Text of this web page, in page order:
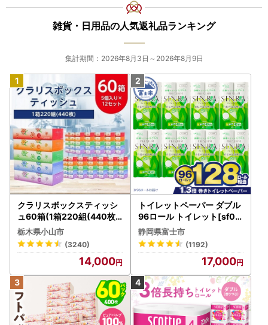
雑貨・日用品の人気返礼品ランキング
集計期間：2026年8月3日～2026年8月9日
クラリスボックスティッシ
ュ60箱(1箱220組(440枚))
(5個入り×12セット)【配送
不可地域：離島・沖縄県】
【1256759】
栃木県小山市
(3240)
14,000
トイレットペーパー ダブル
96ロール トイレット[sf00
1-012]
静岡県富士市
(1192)
17,000